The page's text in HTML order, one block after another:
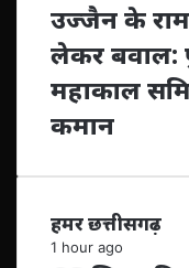
उज्जैन के
लेकर बवाल:
महाकाल
कमान
हमर छत्तीसगढ़
1 hour ago